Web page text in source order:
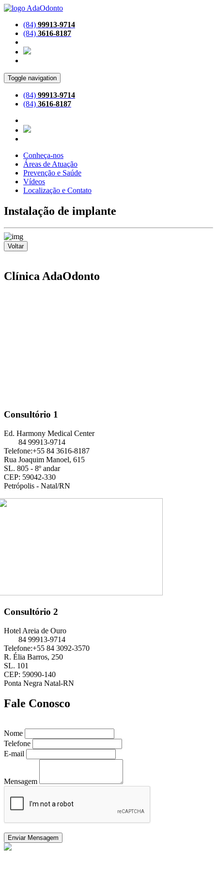
(84) 99913-9714
(84) 3616-8187
Toggle navigation
(84) 99913-9714
(84) 3616-8187
Conheça-nos
Áreas de Atuação
Prevenção e Saúde
Vídeos
Localização e Contato
Instalação de implante
Voltar
Clínica AdaOdonto
Consultório 1
Ed. Harmony Medical Center
84 99913-9714
Telefone:+55 84 3616-8187
Rua Joaquim Manoel, 615
SL. 805 - 8º andar
CEP: 59042-330
Petrópolis - Natal/RN
Consultório 2
Hotel Areia de Ouro
84 99913-9714
Telefone:+55 84 3092-3570
R. Élia Barros, 250
SL. 101
CEP: 59090-140
Ponta Negra Natal-RN
Fale Conosco
Nome
Telefone
E-mail
Mensagem
Enviar Mensagem